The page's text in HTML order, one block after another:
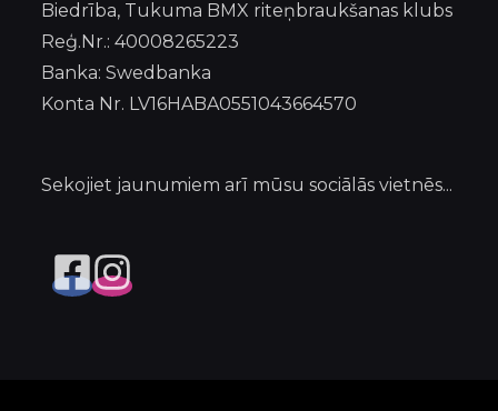
Biedrība, Tukuma BMX riteņbraukšanas klubs
Reģ.Nr.: 40008265223
Banka: Swedbanka
Konta Nr. LV16HABA0551043664570
Sekojiet jaunumiem arī mūsu sociālās vietnēs...